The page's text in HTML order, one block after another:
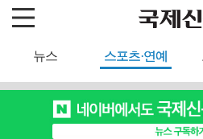
뉴스 스포츠·연예